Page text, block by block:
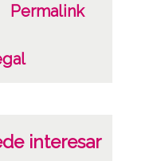
Permalink
interesar